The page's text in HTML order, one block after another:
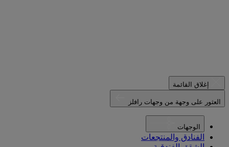
إغلاق القائمة
العثور على وجهة من وجهات رافلز
الوجهات
الفنادق والمنتجعات